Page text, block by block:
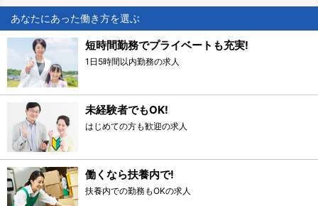
あなたにあった働き方を選ぶ
短時間勤務でプライベートも充実!
1日5時間以内勤務の求人
未経験者でもOK!
はじめての方も歓迎の求人
働くなら扶養内で!
扶養内での勤務もOKの求人